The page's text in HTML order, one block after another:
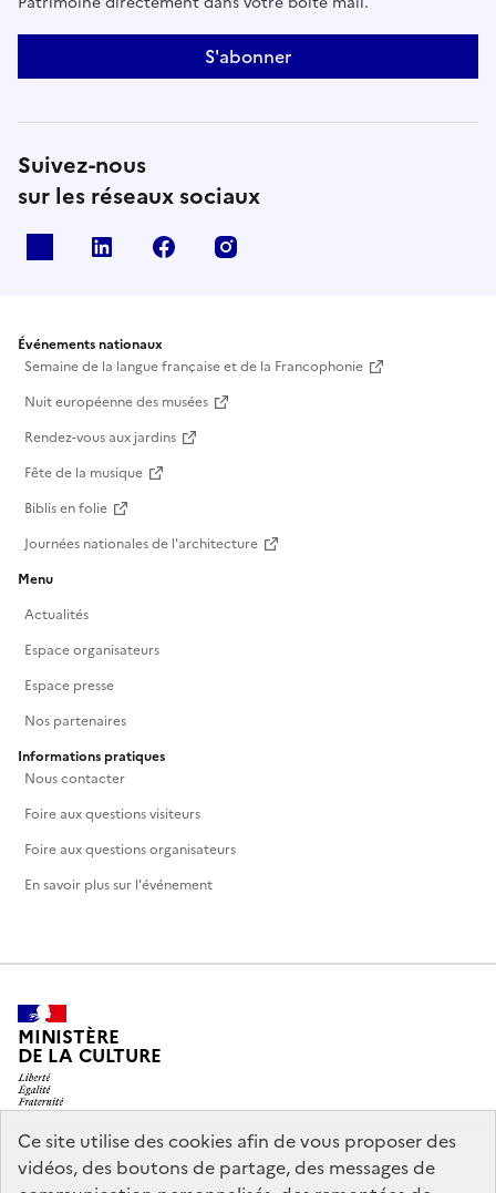
Ce site utilise des cookies afin de vous proposer des
vidéos, des boutons de partage, des messages de
S'abonner
Suivez-nous
sur les réseaux sociaux
Linkedin Facebook
Événements nationaux
Semaine de la langue française et de la Francophonie
Nuit européenne des musées
Rendez-vous aux jardins
Fête de la musique
Biblis en folie
Journées nationales de l'architecture
Menu
Actualités
Espace organisateurs
Espace presse
Nos partenaires
Informations pratiques
Nous contacter
Foire aux questions visiteurs
Foire aux questions organisateurs
En savoir plus sur l'événement
MINISTÈRE
DE LA CULTURE
legifrance.gouv.fr info.gouv.fr